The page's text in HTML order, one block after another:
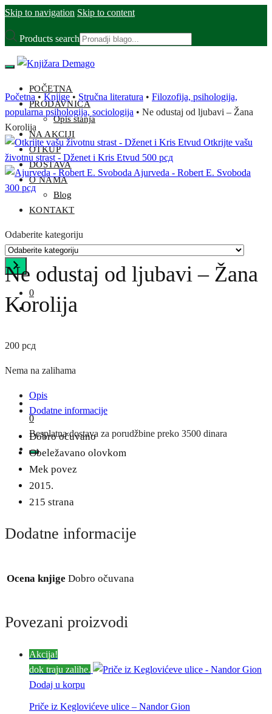
Skip to navigation Skip to content
Products search
POČETNA
PRODAVNICA
Opis stanja
NA AKCIJI
OTKUP
DOSTAVA
O NAMA
Blog
KONTAKT
Odaberite kategoriju
0
0
Besplatna dostava za porudžbine preko 3500 dinara
Početna • Knjige • Stručna literatura • Filozofija, psihologija,
popularna psihologija, sociologija • Ne odustaj od ljubavi – Žana
Korolija
Otkrijte vašu
životnu strast - Dženet i Kris Etvud 500 рсд
Ajurveda - Robert E. Svoboda
300 рсд
Ne odustaj od ljubavi – Žana
Korolija
200 рсд
Nema na zalihama
Opis
Dodatne informacije
Dobro očuvano
Obeležavano olovkom
Mek povez
2015.
215 strana
Dodatne informacije
Ocena knjige Dobro očuvana
Povezani proizvodi
Akcija!
dok traju zalihe.
Dodaj u korpu
Priče iz Keglovićeve ulice – Nandor Gion